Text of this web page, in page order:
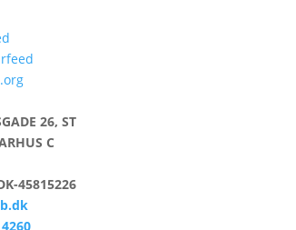
26, ST
C
45815226